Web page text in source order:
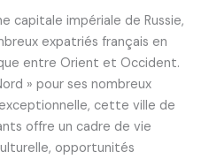
capitale impériale de Russie,
expatriés français en
entre Orient et Occident.
» pour ses nombreux
cette ville de
offre un cadre de vie
opportunités